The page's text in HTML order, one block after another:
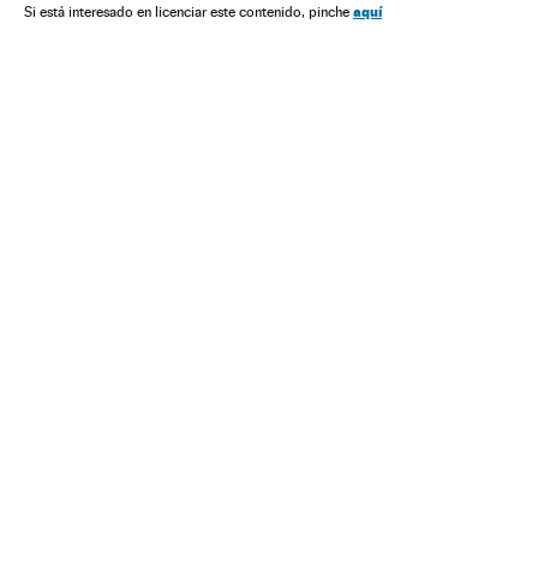
Si está interesado en licenciar este contenido, pinche aquí